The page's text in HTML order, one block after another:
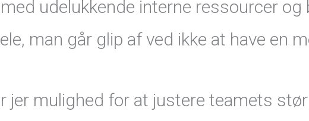
udelukkende interne ressourcer
man går glip af ved ikke at have en
jer mulighed for at justere teamets